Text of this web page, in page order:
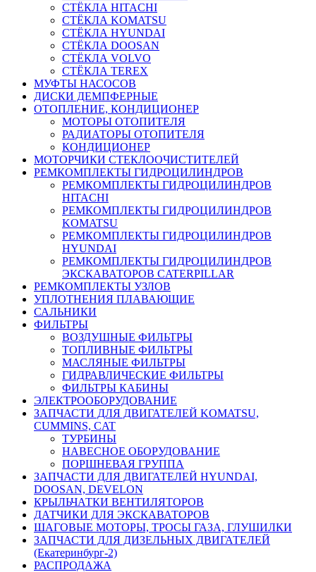
СТЁКЛА HITACHI
СТЁКЛА KOMATSU
СТЁКЛА HYUNDAI
СТЁКЛА DOOSAN
СТЁКЛА VOLVO
СТЁКЛА TEREX
МУФТЫ НАСОСОВ
ДИСКИ ДЕМПФЕРНЫЕ
ОТОПЛЕНИЕ, КОНДИЦИОНЕР
МОТОРЫ ОТОПИТЕЛЯ
РАДИАТОРЫ ОТОПИТЕЛЯ
КОНДИЦИОНЕР
МОТОРЧИКИ СТЕКЛООЧИСТИТЕЛЕЙ
РЕМКОМПЛЕКТЫ ГИДРОЦИЛИНДРОВ
РЕМКОМПЛЕКТЫ ГИДРОЦИЛИНДРОВ
HITACHI
РЕМКОМПЛЕКТЫ ГИДРОЦИЛИНДРОВ
KOMATSU
РЕМКОМПЛЕКТЫ ГИДРОЦИЛИНДРОВ
HYUNDAI
РЕМКОМПЛЕКТЫ ГИДРОЦИЛИНДРОВ
ЭКСКАВАТОРОВ CATERPILLAR
РЕМКОМПЛЕКТЫ УЗЛОВ
УПЛОТНЕНИЯ ПЛАВАЮЩИЕ
САЛЬНИКИ
ФИЛЬТРЫ
ВОЗДУШНЫЕ ФИЛЬТРЫ
ТОПЛИВНЫЕ ФИЛЬТРЫ
МАСЛЯНЫЕ ФИЛЬТРЫ
ГИДРАВЛИЧЕСКИЕ ФИЛЬТРЫ
ФИЛЬТРЫ КАБИНЫ
ЭЛЕКТРООБОРУДОВАНИЕ
ЗАПЧАСТИ ДЛЯ ДВИГАТЕЛЕЙ KOMATSU,
CUMMINS, CAT
ТУРБИНЫ
НАВЕСНОЕ ОБОРУДОВАНИЕ
ПОРШНЕВАЯ ГРУППА
ЗАПЧАСТИ ДЛЯ ДВИГАТЕЛЕЙ HYUNDAI,
DOOSAN, DEVELON
КРЫЛЬЧАТКИ ВЕНТИЛЯТОРОВ
ДАТЧИКИ ДЛЯ ЭКСКАВАТОРОВ
ШАГОВЫЕ МОТОРЫ, ТРОСЫ ГАЗА, ГЛУШИЛКИ
ЗАПЧАСТИ ДЛЯ ДИЗЕЛЬНЫХ ДВИГАТЕЛЕЙ
(Екатеринбург-2)
РАСПРОДАЖА